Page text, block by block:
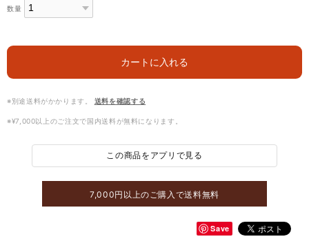
数量
カートに入れる
※別途送料がかかります。 送料を確認する
※¥7,000以上のご注文で国内送料が無料になります。
この商品をアプリで見る
7,000円以上のご購入で送料無料
Save